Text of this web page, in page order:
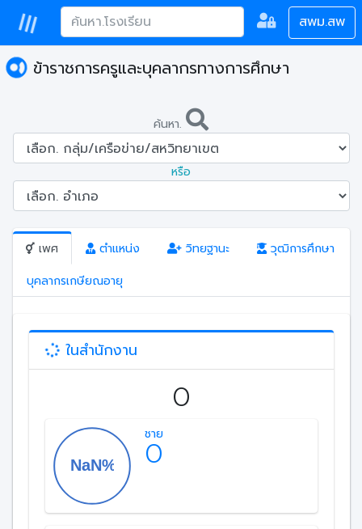
สพม.สพ
ข้าราชการครูและบุคลากรทางการศึกษา
ค้นหา.
หรือ
เพศ ตำแหน่ง วิทยฐานะ
วุฒิการศึกษา
บุคลากรเกษียณอายุ
ในสำนักงาน
0
ชาย
0